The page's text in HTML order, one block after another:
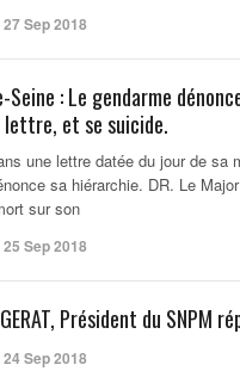
Sep 2018
Seine : Le gendarme
lettre, et se suicide.
une lettre datée du jour de sa
sa hiérarchie. DR. Le
sur son
Sep 2018
Président du SNPM
Sep 2018